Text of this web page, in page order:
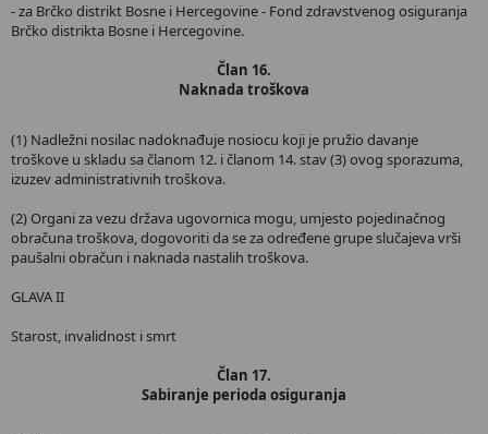
- za Brčko distrikt Bosne i Hercegovine - Fond zdravstvenog osiguranja
Brčko distrikta Bosne i Hercegovine.
Član 16.
Naknada troškova
(1) Nadležni nosilac nadoknađuje nosiocu koji je pružio davanje
troškove u skladu sa članom 12. i članom 14. stav (3) ovog sporazuma,
izuzev administrativnih troškova.
(2) Organi za vezu država ugovornica mogu, umjesto pojedinačnog
obračuna troškova, dogovoriti da se za određene grupe slučajeva vrši
paušalni obračun i naknada nastalih troškova.
GLAVA II
Starost, invalidnost i smrt
Član 17.
Sabiranje perioda osiguranja